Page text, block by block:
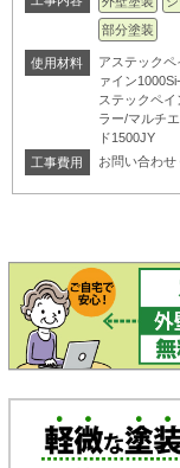
部分塗装
使用材料
アステック
ァイン
ステックペ
ラー/マルチ
ド1500JY
工事費用
お問い合わせ